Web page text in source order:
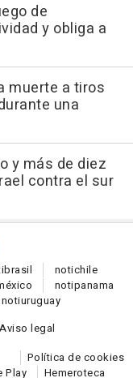
de
y obliga a
muerte a tiros
una
y más de diez
contra el sur
brasil notichile
notipanama
notiuruguay
Aviso legal
Política de cookies
Play Hemeroteca